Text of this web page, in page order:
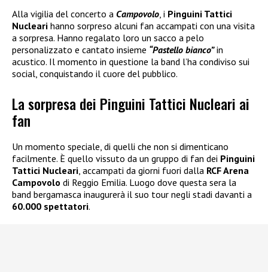
Alla vigilia del concerto a Campovolo , i Pinguini Tattici
Nucleari hanno sorpreso alcuni fan accampati con una visita
a sorpresa. Hanno regalato loro un sacco a pelo
personalizzato e cantato insieme “Pastello bianco”in
acustico. Il momento in questione la band l’ha condiviso sui
social, conquistando il cuore del pubblico.
La sorpresa dei Pinguini Tattici Nucleari ai
fan
Un momento speciale, di quelli che non si dimenticano
facilmente. È quello vissuto da un gruppo di fan dei Pinguini
Tattici Nucleari, accampati da giorni fuori dalla RCF Arena
Campovolo di Reggio Emilia. Luogo dove questa sera la
band bergamasca inaugurerà il suo tour negli stadi davanti a
60.000 spettatori.